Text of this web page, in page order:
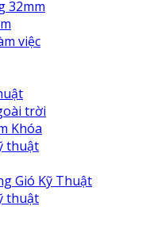
32mm
việc
trời
Khóa
thuật
Gió Kỹ Thuật
thuật